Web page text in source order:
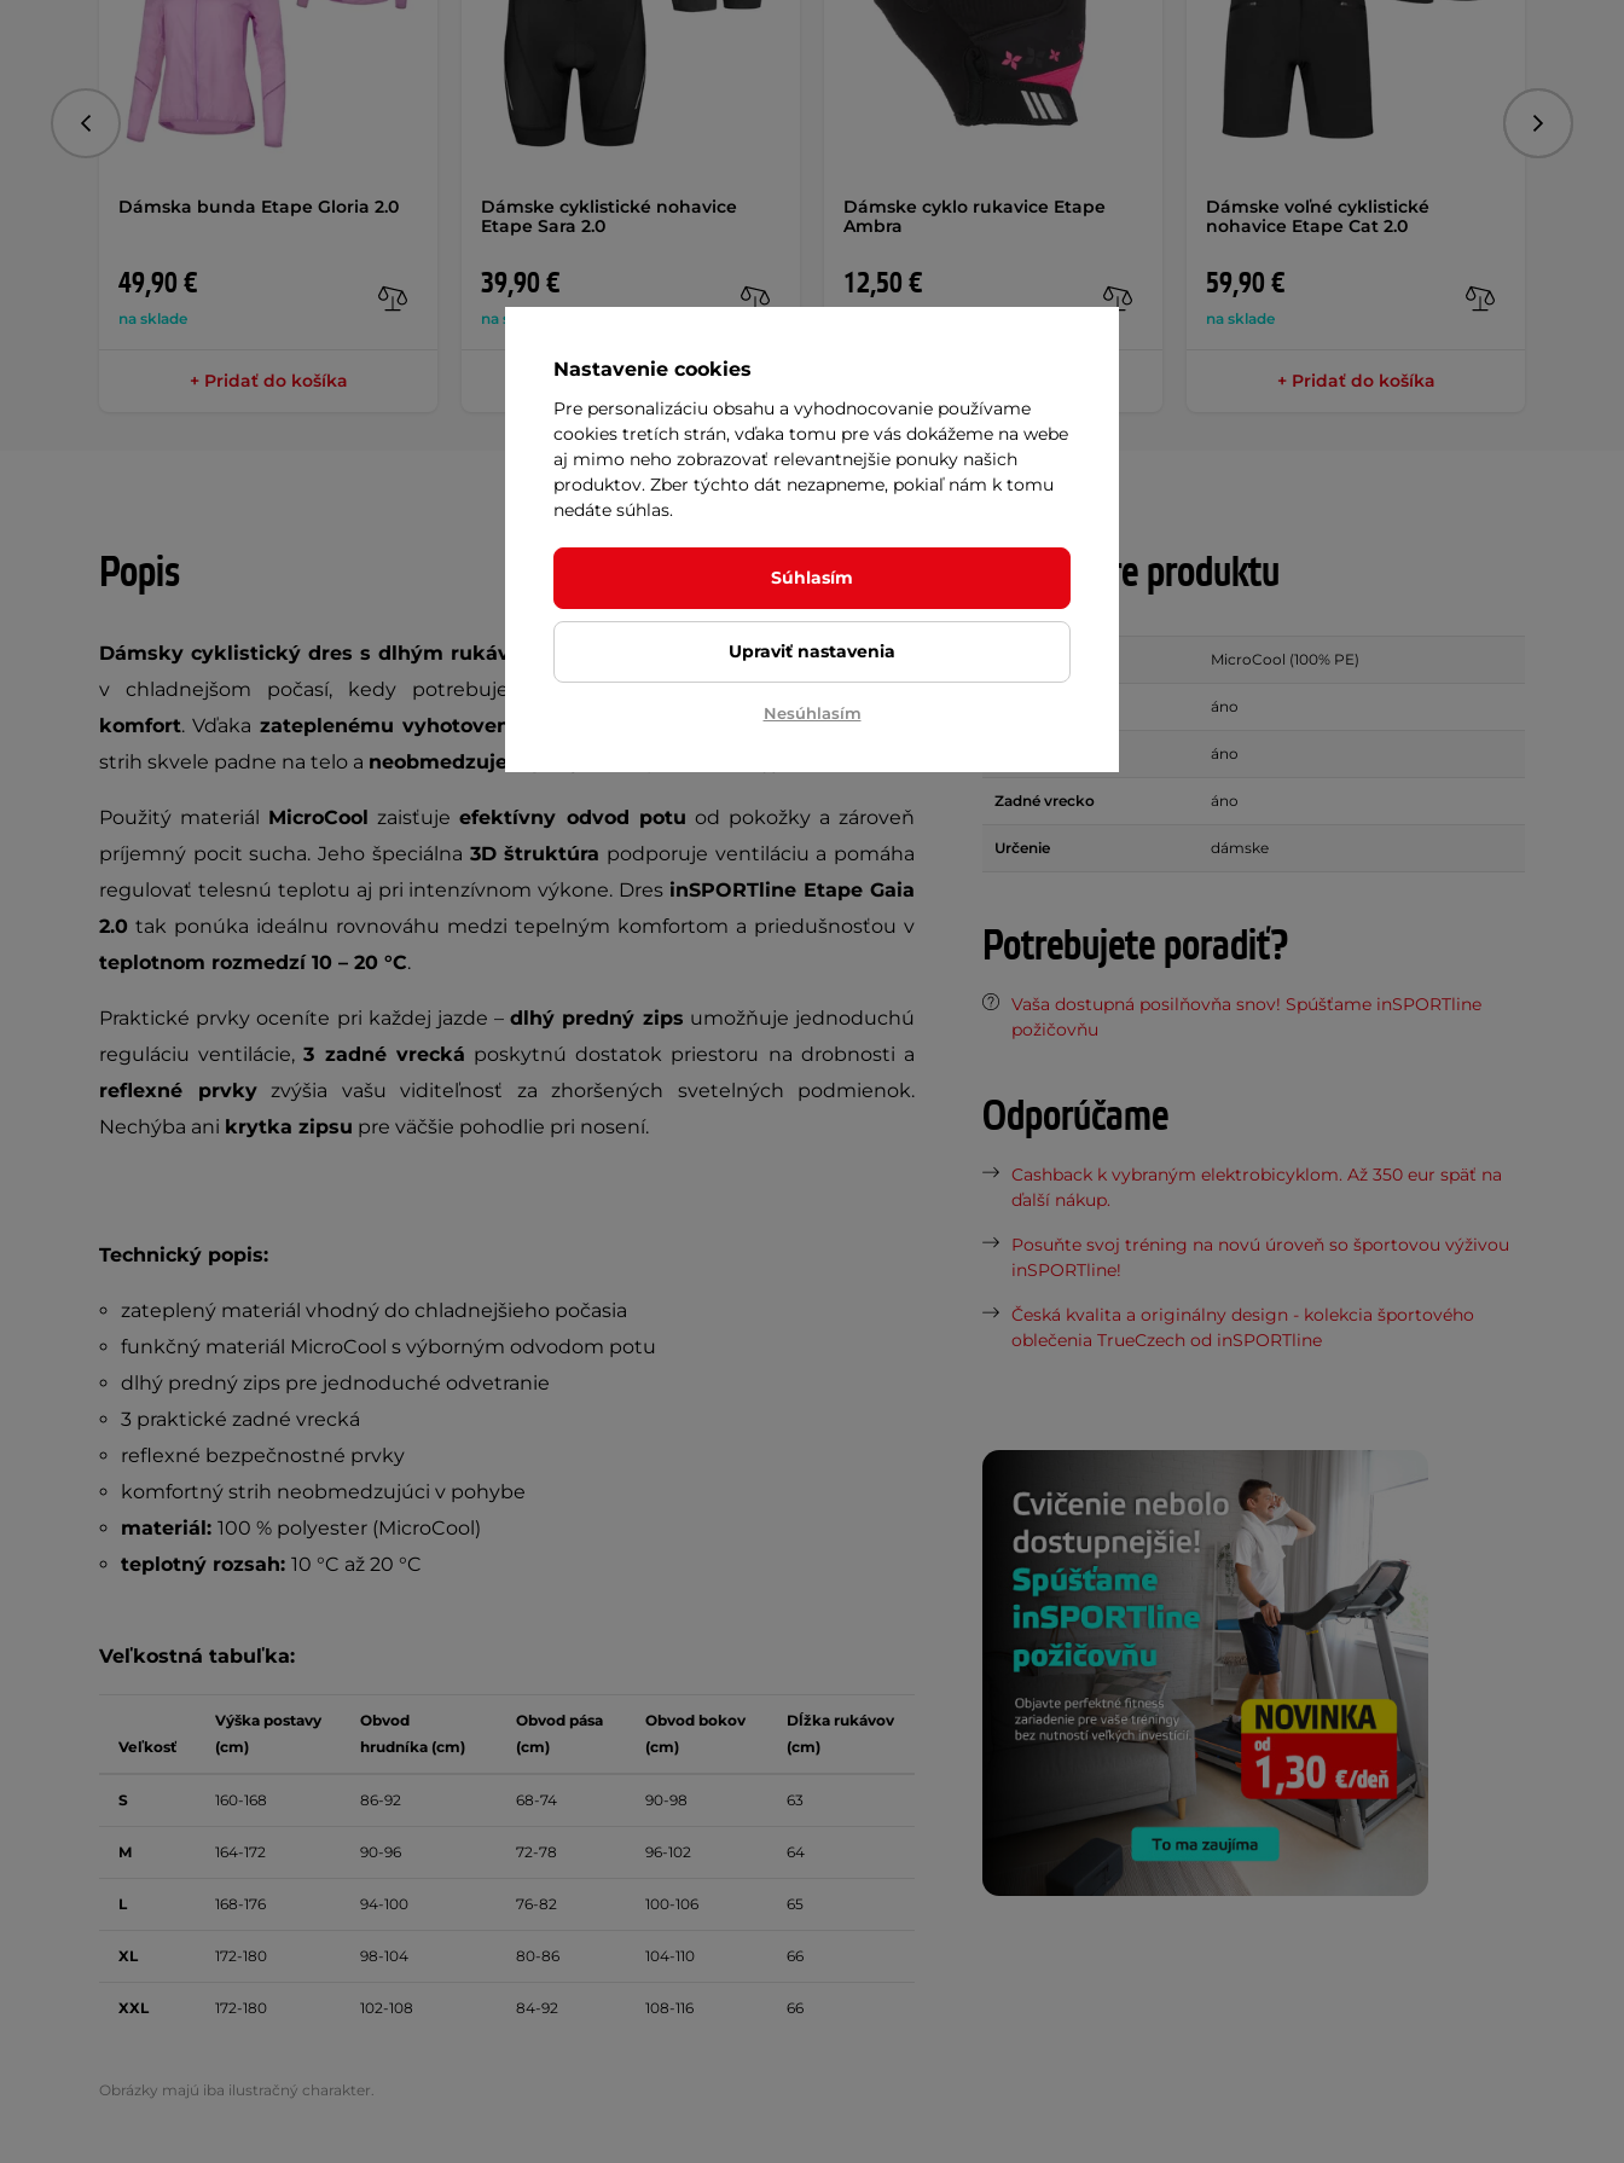
Dámska bunda Etape Gloria 2.0
49,90 €
na sklade
+ Pridať do košíka
Dámske cyklistické nohavice
Etape Sara 2.0
39,90 €
na sklade
+ Pridať do košíka
Dámske cyklo rukavice Etape
Ambra
12,50 €
Dámske voľné cyklistické
nohavice Etape Cat 2.0
59,90 €
na sklade
+ Pridať do košíka
Predchádzajúce
Popis
Dámsky cyklistický dres s dlhým rukávom
je ideálnou voľbou pre jazdu
v chladnejšom počasí, kedy potrebujete
spoľahlivú ochranu aj maximálny
komfort. Vďaka zateplenému vyhotoveniu
vás udrží v teple, zatiaľ čo premyslený
strih skvele padne na telo a neobmedzuje v pohybe
Použitý materiál MicroCool zaisťujeefektívny odvod potu od pokožky a zároveň
príjemný pocit sucha. Jeho špeciálna 3D štruktúra podporuje ventiláciu a pomáha
regulovať telesnú teplotu aj pri intenzívnom výkone. Dres inSPORTline EtapeGaia
2.0 tak ponúka ideálnu rovnováhu medzi tepelným komfortom a priedušnosťou v
teplotnom rozmedzí 10 – 20 °C.
Praktické prvky oceníte pri každej jazde –dlhý predný zips umožňuje jednoduchú
reguláciu ventilácie,3 zadné vrecká poskytnú dostatok priestoru na drobnosti a
reflexné prvkyzvýšia vašu viditeľnosť za zhoršených svetelných podmienok.
Nechýba ani krytka zipsu pre väčšie pohodlie pri nosení.
Technický popis:
zateplený materiál vhodný do chladnejšieho počasia
funkčný materiál MicroCool s výborným odvodom potu
dlhý predný zips pre jednoduché odvetranie
3 praktické zadné vrecká
reflexné bezpečnostné prvky
komfortný strih neobmedzujúci v pohybe
materiál: 100 % polyester (MicroCool)
teplotný rozsah: 10 °C až 20 °C
Veľkostná tabuľka:
Veľkosť
Výška postavy
(cm)
Obvod
hrudníka (cm)
Obvod pása
(cm)
Obvod bokov
(cm)
Dĺžka rukávov
(cm)
S 160-168 86-92 68-74 90-98 63
M 164-172 90-96 72-78 96-102 64
L 168-176 94-100 76-82 100-106 65
XL 172-180 98-104 80-86 104-110 66
XXL 172-180 102-108 84-92 108-116 66
Obrázky majú iba ilustračný charakter.
Parametre produktu
MicroCool (100% PE)
áno
áno
Zadné vrecko áno
Určenie dámske
Potrebujete poradiť?
Vaša dostupná posilňovňa snov! Spúšťame inSPORTline
požičovňu
Odporúčame
Cashback k vybraným elektrobicyklom. Až 350 eur späť na
ďalší nákup.
Posuňte svoj tréning na novú úroveň so športovou výživou
inSPORTline!
Česká kvalita a originálny design - kolekcia športového
oblečenia TrueCzech od inSPORTline
Nastavenie cookies
Pre personalizáciu obsahu a vyhodnocovanie používame
cookies tretích strán, vďaka tomu pre vás dokážeme na webe
aj mimo neho zobrazovať relevantnejšie ponuky našich
produktov. Zber týchto dát nezapneme, pokiaľ nám k tomu
nedáte súhlas.
Súhlasím
Upraviť nastavenia
Nesúhlasím